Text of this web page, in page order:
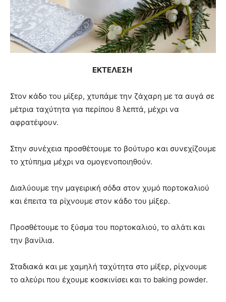
ΕΚΤEΛΕΣΗ
Στον κάδο του μίξερ, χτυπάμε την ζάχαρη με τα αυγά σε
μέτρια ταχύτητα για περίπου 8 λεπτά, μέχρι να
αφρατέψουν.
Στην συνέχεια προσθέτουμε το βούτυρο και συνεχίζουμε
το χτύπημα μέχρι να ομογενοποιηθούν.
Διαλύουμε την μαγειρική σόδα στον χυμό πορτοκαλιού
και έπειτα τα ρίχνουμε στον κάδο του μίξερ.
Προσθέτουμε το ξύσμα του πορτοκαλιού, το αλάτι και
την βανίλια.
Σταδιακά και με χαμηλή ταχύτητα στο μίξερ, ρίχνουμε
το αλεύρι που έχουμε κοσκινίσει και το baking powder.